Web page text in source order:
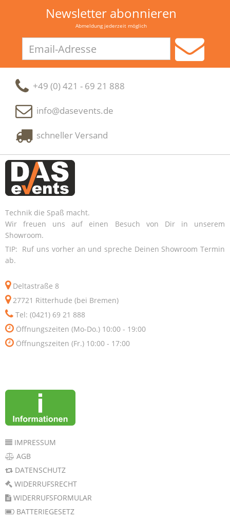
Newsletter abonnieren
Abmeldung jederzeit möglich
Adresse
+49 (0) 421 - 69 21 888
info@dasevents.de
schneller Versand
Technik die Spaß macht.
Wir freuen uns auf einen Besuch von Dir in unserem
Showroom.
TIP: Ruf uns vorher an und spreche Deinen Showroom Termin
ab.
Deltastraße 8
27721 Ritterhude (bei Bremen)
Tel: (0421) 69 21 888
Öffnungszeiten (Mo-Do.) 10:00 - 19:00
Öffnungszeiten (Fr.) 10:00 - 17:00
IMPRESSUM
AGB
DATENSCHUTZ
WIDERRUFSRECHT
WIDERRUFSFORMULAR
BATTERIEGESETZ